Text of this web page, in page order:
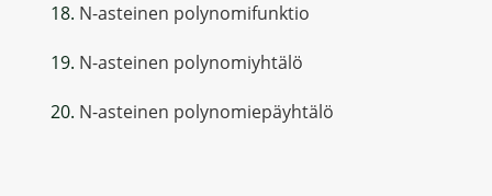
N-asteinen polynomifunktio
N-asteinen polynomiyhtälö
N-asteinen polynomiepäyhtälö